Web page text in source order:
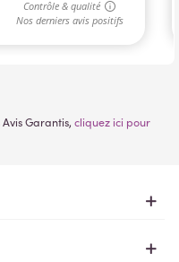
Garantis, cliquez ici pour